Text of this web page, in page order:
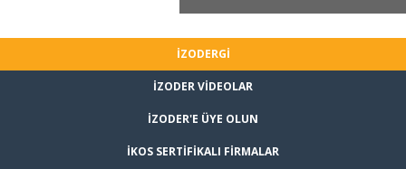
İZODERGİ
İZODER VİDEOLAR
İZODER'E ÜYE OLUN
İKOS SERTİFİKALI FİRMALAR